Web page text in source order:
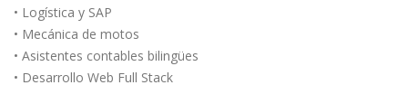
• Logística y SAP
• Mecánica de motos
• Asistentes contables bilingües
• Desarrollo Web Full Stack